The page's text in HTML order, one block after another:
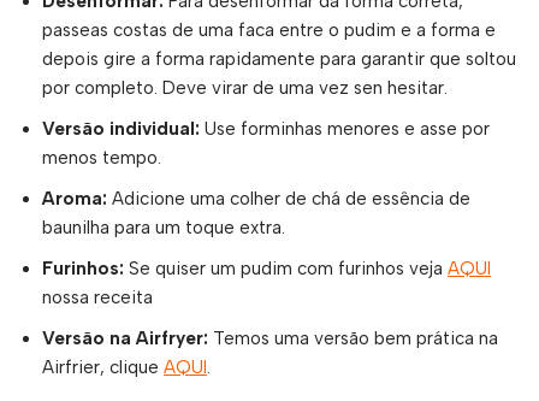
passeas costas de uma faca entre o pudim e a forma e
depois gire a forma rapidamente para garantir que soltou
por completo. Deve virar de uma vez sen hesitar.
Versão individual: Use forminhas menores e asse por
menos tempo.
Aroma: Adicione uma colher de chá de essência de
baunilha para um toque extra.
Furinhos: Se quiser um pudim com furinhos veja AQUI
nossa receita
Versão na Airfryer: Temos uma versão bem prática na
Airfrier, clique AQUI